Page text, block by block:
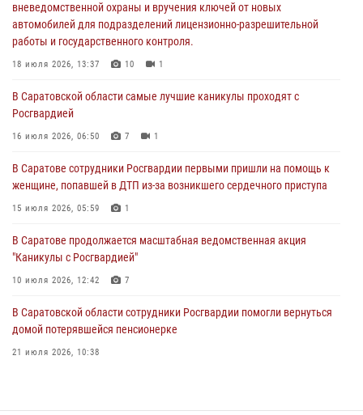
18 июля 2026, 13:37 10 1
В Саратовской области самые лучшие каникулы проходят с
Росгвардией
В Саратове сотрудники Росгвардии первыми пришли на помощь к
женщине, попавшей в ДТП из-за возникшего сердечного приступа
В Саратове продолжается масштабная ведомственная акция
"Каникулы с Росгвардией"
В Саратовской области при содействии спецназа Росгвардии
задержан подозреваемый в незаконном обороте наркотиков
вневедомственной охраны и вручения ключей от новых
автомобилей для подразделений лицензионно-разрешительной
работы и государственного контроля.
18 июля 2026, 13:37 10 1
В Саратовской области самые лучшие каникулы проходят с
Росгвардией
16 июля 2026, 06:50 7 1
В Саратове сотрудники Росгвардии первыми пришли на помощь к
женщине, попавшей в ДТП из-за возникшего сердечного приступа
15 июля 2026, 05:59 1
В Саратове продолжается масштабная ведомственная акция
"Каникулы с Росгвардией"
10 июля 2026, 12:42 7
В Саратовской области сотрудники Росгвардии помогли вернуться
домой потерявшейся пенсионерке
21 июля 2026, 10:38